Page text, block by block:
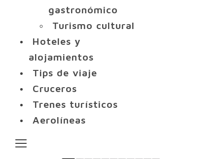
gastronómico
Turismo cultural
Hoteles y
alojamientos
Tips de viaje
Cruceros
Trenes turísticos
Aerolíneas